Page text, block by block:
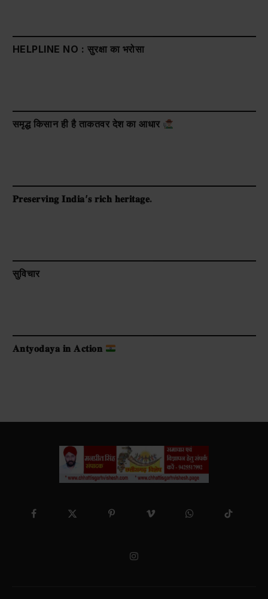
HELPLINE NO : सुरक्षा का भरोसा
समृद्ध किसान ही है ताकतवर देश का आधार
𝐏𝐫𝐞𝐬𝐞𝐫𝐯𝐢𝐧𝐠 𝐈𝐧𝐝𝐢𝐚’𝐬 𝐫𝐢𝐜𝐡 𝐡𝐞𝐫𝐢𝐭𝐚𝐠𝐞.
सुविचार
𝐀𝐧𝐭𝐲𝐨𝐝𝐚𝐲𝐚 𝐢𝐧 𝐀𝐜𝐭𝐢𝐨𝐧
FacebookX
Pinterest Vimeo WhatsAppTikTok
Instagram